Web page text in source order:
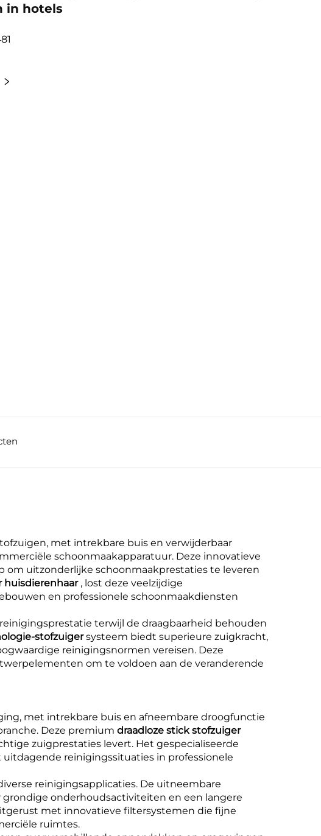
in hotels
met intrekbare buis en verwijderbaar
schoonmaakapparatuur. Deze innovatieve
om uitzonderlijke schoonmaakprestaties te leveren
huisdierenhaar , lost deze veelzijdige
en professionele schoonmaakdiensten
terwijl de draagbaarheid behouden
stofzuigersysteem biedt superieure zuigkracht,
reinigingsnormen vereisen. Deze
om te voldoen aan de veranderende
met intrekbare buis en afneembare droogfunctie
Deze premium draadloze stick stofzuiger
zuigprestaties levert. Het gespecialiseerde
uitdagende reinigingssituaties in professionele
reinigingsapplicaties. De uitneembare
grondige onderhoudsactiviteiten en een langere
met innovatieve filtersystemen die fijne
ruimtes.